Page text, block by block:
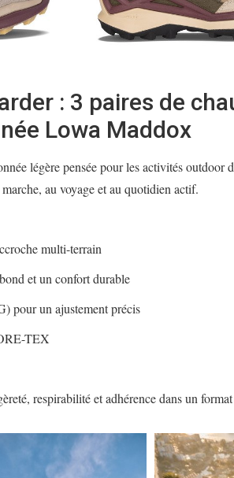
: 3 paires de
Lowa Maddox
légère pensée pour les activités outdoor
au voyage et au quotidien actif.
multi-terrain
et un confort durable
pour un ajustement précis
TEX
respirabilité et adhérence dans un